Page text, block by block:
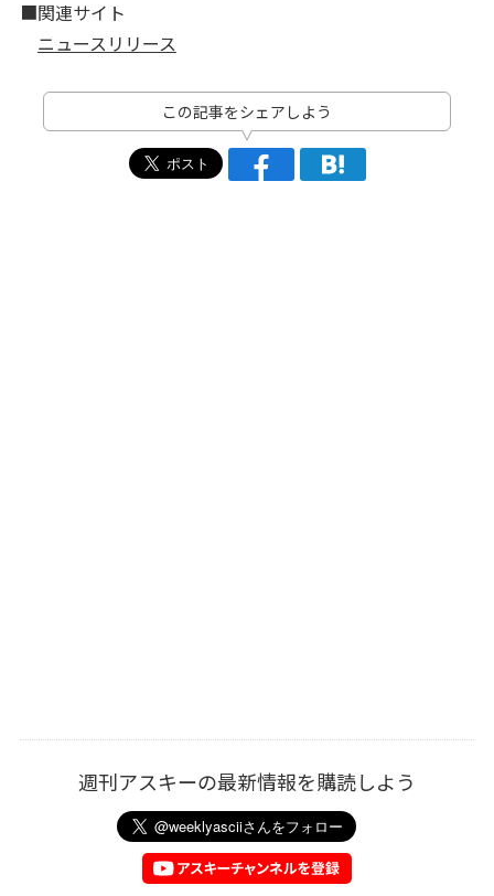
■関連サイト
ニュースリリース
この記事をシェアしよう
週刊アスキーの最新情報を購読しよう